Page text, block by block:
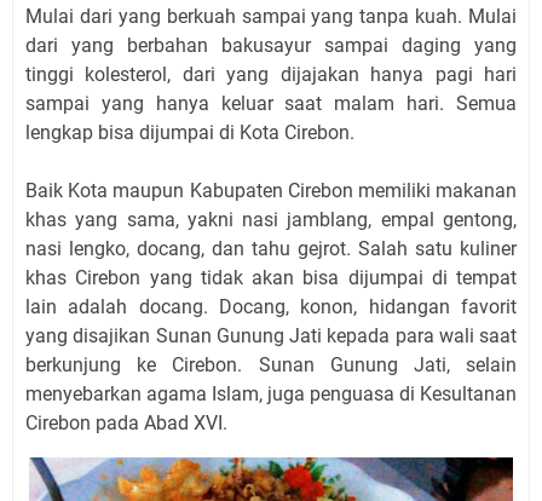
Mulai dari yang berkuah sampai yang tanpa kuah. Mulai
dari yang berbahan bakusayur sampai daging yang
tinggi kolesterol, dari yang dijajakan hanya pagi hari
sampai yang hanya keluar saat malam hari. Semua
lengkap bisa dijumpai di Kota Cirebon.
Baik Kota maupun Kabupaten Cirebon memiliki makanan
khas yang sama, yakni nasi jamblang, empal gentong,
nasi lengko, docang, dan tahu gejrot. Salah satu kuliner
khas Cirebon yang tidak akan bisa dijumpai di tempat
lain adalah docang. Docang, konon, hidangan favorit
yang disajikan Sunan Gunung Jati kepada para wali saat
berkunjung ke Cirebon. Sunan Gunung Jati, selain
menyebarkan agama Islam, juga penguasa di Kesultanan
Cirebon pada Abad XVI.